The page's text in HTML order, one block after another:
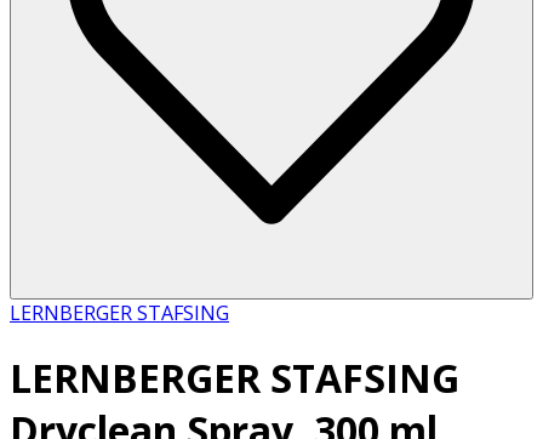
LERNBERGER STAFSING
LERNBERGER STAFSING